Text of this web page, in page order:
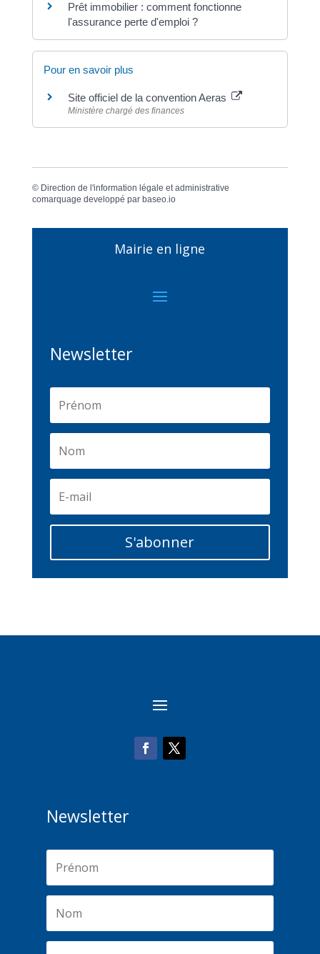
Prêt immobilier : comment fonctionne
l'assurance perte d'emploi ?
Pour en savoir plus
Site officiel de la convention Aeras
Ministère chargé des finances
© Direction de l'information légale et administrative
comarquage developpé par baseo.io
Mairie en ligne
Newsletter
S'abonner
Newsletter